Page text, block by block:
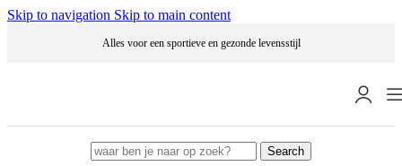
Skip to navigation Skip to main content
Alles voor een sportieve en gezonde levensstijl
Search